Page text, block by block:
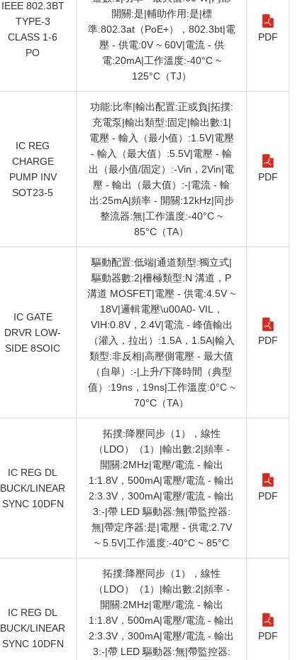
IEEE 802.3BT
TYPE-3
CLASS 1-6
PO
開關:是|輔助作用:是|標
準:802.3at（PoE+），802.3bt|電
壓 - 供電:0V ~ 60V|電流 - 供
電:20mA|工作溫度:-40°C ~
125°C（TJ）
PDF
IC REG
CHARGE
PUMP INV
SOT23-5
功能:比率|輸出配置:正或負|拓撲:
充電泵|輸出類型:固定|輸出數:1|
電壓 - 輸入（最小值）:1.5V|電壓
- 輸入（最大值）:5.5V|電壓 - 輸
出（最小值/固定）:-Vin，2Vin|電
壓 - 輸出（最大值）:-|電流 - 輸
出:25mA|頻率 - 開關:12kHz|同步
整流器:無|工作溫度:-40°C ~
85°C（TA）
PDF
IC GATE
DRVR LOW-
SIDE 8SOIC
驅動配置:低端|通道類型:獨立式|
驅動器數:2|柵極類型:N 溝道，P
溝道 MOSFET|電壓 - 供電:4.5V ~
18V|邏輯電壓\u00A0- VIL，
VIH:0.8V，2.4V|電流 - 峰值輸出
（灌入，拉出）:1.5A，1.5A|輸入
類型:非反相|高壓側電壓 - 最大值
（自舉）:-|上升/下降時間（典型
值）:19ns，19ns|工作溫度:0°C ~
70°C（TA）
PDF
IC REG DL
BUCK/LINEAR
SYNC 10DFN
拓撲:降壓同步（1），線性
（LDO）（1）|輸出數:2|頻率 -
開關:2MHz|電壓/電流 - 輸出
1:1.8V，500mA|電壓/電流 - 輸出
2:3.3V，300mA|電壓/電流 - 輸出
3:-|帶 LED 驅動器:無|帶監控器:
無|帶定序器:是|電壓 - 供電:2.7V
~ 5.5V|工作溫度:-40°C ~ 85°C
PDF
IC REG DL
BUCK/LINEAR
SYNC 10DFN
拓撲:降壓同步（1），線性
（LDO）（1）|輸出數:2|頻率 -
開關:2MHz|電壓/電流 - 輸出
1:1.8V，500mA|電壓/電流 - 輸出
2:3.3V，300mA|電壓/電流 - 輸出
3:-|帶 LED 驅動器:無|帶監控器:
PDF